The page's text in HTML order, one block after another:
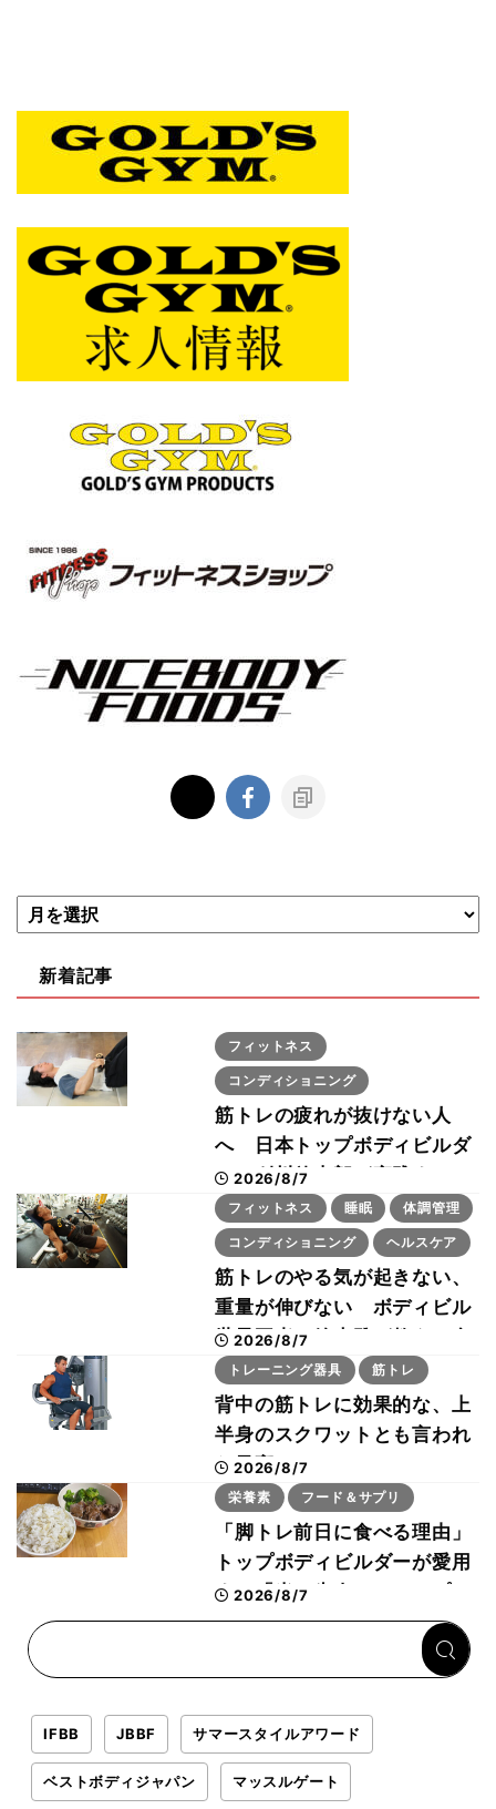
新着記事
フィットネス
コンディショニング
筋トレの疲れが抜けない人
へ 日本トップボディビルダ
ー・刈川啓志郎が実践する
「回復習慣」
2026/8/7
フィットネス 睡眠 体調管理
コンディショニング ヘルスケア
筋トレのやる気が起きない、
重量が伸びない ボディビル
世界王者・鈴木雅が教える食
事・睡眠・呼吸の整え方
2026/8/7
トレーニング器具 筋トレ
背中の筋トレに効果的な、上
半身のスクワットとも言われ
た最高マシン“ノーチラス・
プルオーバーマシン”とは？
2026/8/7
栄養素 フード＆サプリ
「脚トレ前日に食べる理由」
トップボディビルダーが愛用
する「米＋牛肉」のシンプル
回復メシとは？
2026/8/7
IFBB JBBF サマースタイルアワード
ベストボディジャパン マッスルゲート